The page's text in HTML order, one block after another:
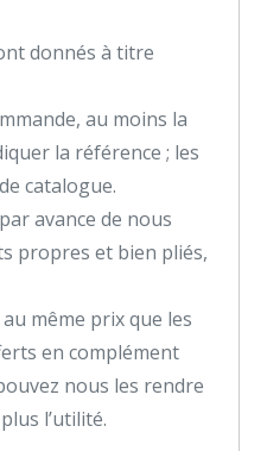
donnés à titre
au moins la
la référence ; les
catalogue.
avance de nous
propres et bien pliés,
même prix que les
en complément
nous les rendre
l’utilité.